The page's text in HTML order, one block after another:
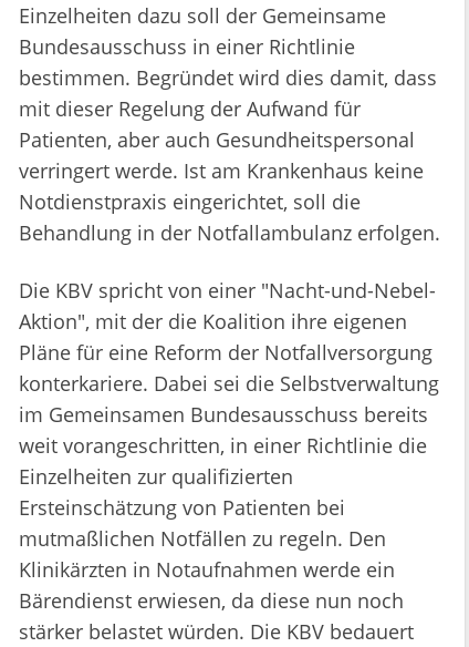
Einzelheiten dazu soll der Gemeinsame
Bundesausschuss in einer Richtlinie
bestimmen. Begründet wird dies damit, dass
mit dieser Regelung der Aufwand für
Patienten, aber auch Gesundheitspersonal
verringert werde. Ist am Krankenhaus keine
Notdienstpraxis eingerichtet, soll die
Behandlung in der Notfallambulanz erfolgen.
Die KBV spricht von einer "Nacht-und-Nebel-
Aktion", mit der die Koalition ihre eigenen
Pläne für eine Reform der Notfallversorgung
konterkariere. Dabei sei die Selbstverwaltung
im Gemeinsamen Bundesausschuss bereits
weit vorangeschritten, in einer Richtlinie die
Einzelheiten zur qualifizierten
Ersteinschätzung von Patienten bei
mutmaßlichen Notfällen zu regeln. Den
Klinikärzten in Notaufnahmen werde ein
Bärendienst erwiesen, da diese nun noch
stärker belastet würden. Die KBV bedauert